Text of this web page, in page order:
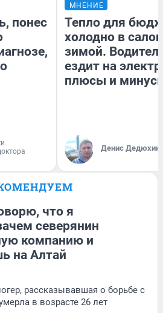
понес
МНЕНИЕ
Тепло для
холодно в
зимой.
ездит на
плюсы и
Денис Дедюхин
что я
северянин
компанию и
на Алтай
рассказывавшая о борьбе с
в возрасте 26 лет